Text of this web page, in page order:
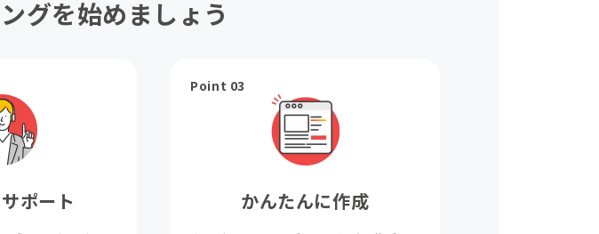
グを始めましょう
ポート
Point 03
かんたんに作成